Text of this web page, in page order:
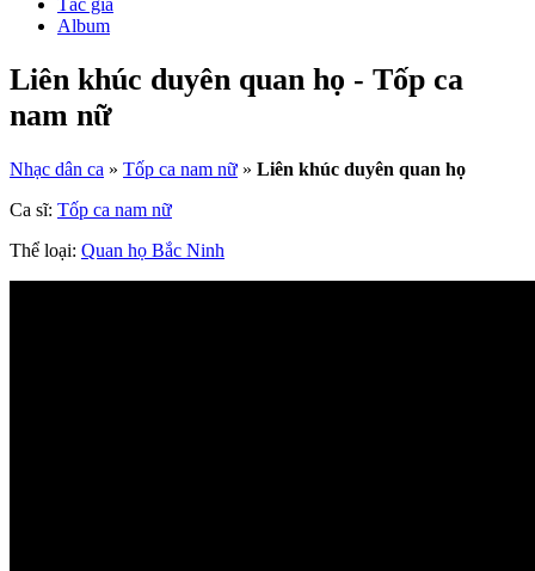
Tác giả
Album
Liên khúc duyên quan họ - Tốp ca
nam nữ
Nhạc dân ca » Tốp ca nam nữ » Liên khúc duyên quan họ
Ca sĩ: Tốp ca nam nữ
Thể loại: Quan họ Bắc Ninh